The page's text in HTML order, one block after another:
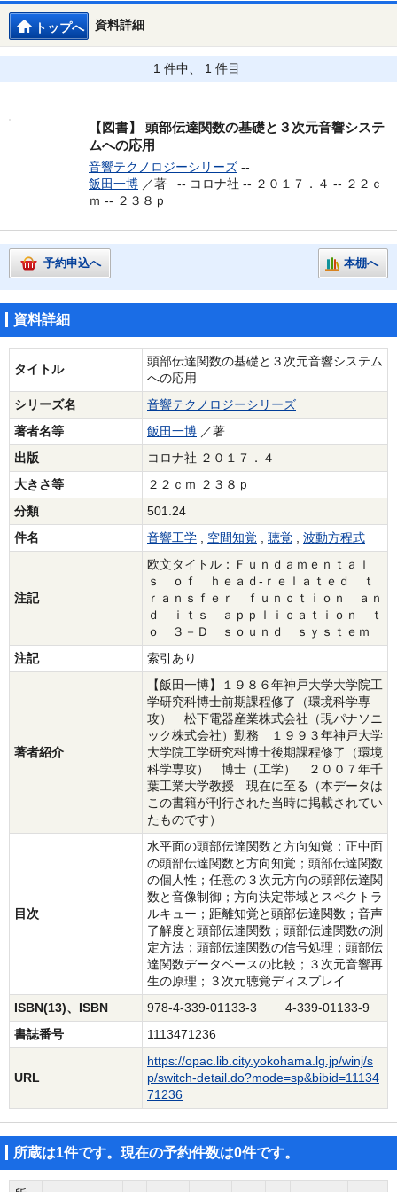
資料詳細
トップへ
1 件中、 1 件目
【図書】
頭部伝達関数の基礎と３次元音響システ
ムへの応用
音響テクノロジーシリーズ --
飯田一博 ／著 -- コロナ社 -- ２０１７．４ -- ２２ｃ
ｍ -- ２３８ｐ
予約申込へ 本棚へ
資料詳細
タイトル
頭部伝達関数の基礎と３次元音響システム
への応用
シリーズ名
音響テクノロジーシリーズ
著者名等
飯田一博 ／著
出版
コロナ社 ２０１７．４
大きさ等
２２ｃｍ ２３８ｐ
分類
501.24
件名
音響工学 , 空間知覚 , 聴覚 , 波動方程式
注記
欧文タイトル：Ｆｕｎｄａｍｅｎｔａｌ
ｓ ｏｆ ｈｅａｄ‐ｒｅｌａｔｅｄ ｔ
ｒａｎｓｆｅｒ ｆｕｎｃｔｉｏｎ ａｎ
ｄ ｉｔｓ ａｐｐｌｉｃａｔｉｏｎ ｔ
ｏ ３－Ｄ ｓｏｕｎｄ ｓｙｓｔｅｍ
注記
索引あり
著者紹介
【飯田一博】１９８６年神戸大学大学院工
学研究科博士前期課程修了（環境科学専
攻） 松下電器産業株式会社（現パナソニ
ック株式会社）勤務 １９９３年神戸大学
大学院工学研究科博士後期課程修了（環境
科学専攻） 博士（工学） ２００７年千
葉工業大学教授 現在に至る（本データは
この書籍が刊行された当時に掲載されてい
たものです）
目次
水平面の頭部伝達関数と方向知覚；正中面
の頭部伝達関数と方向知覚；頭部伝達関数
の個人性；任意の３次元方向の頭部伝達関
数と音像制御；方向決定帯域とスペクトラ
ルキュー；距離知覚と頭部伝達関数；音声
了解度と頭部伝達関数；頭部伝達関数の測
定方法；頭部伝達関数の信号処理；頭部伝
達関数データベースの比較；３次元音響再
生の原理；３次元聴覚ディスプレイ
ISBN(13)、ISBN
978-4-339-01133-3 4-339-01133-9
書誌番号
1113471236
URL
https://opac.lib.city.yokohama.lg.jp/winj/s
p/switch-detail.do?mode=sp&bibid=11134
71236
所蔵は1件です。現在の予約件数は0件です。